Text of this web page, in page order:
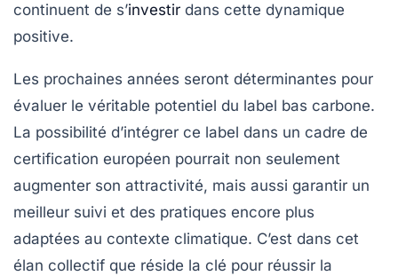
continuent de s’investir dans cette dynamique
positive.
Les prochaines années seront déterminantes pour
évaluer le véritable potentiel du label bas carbone.
La possibilité d’intégrer ce label dans un cadre de
certification européen pourrait non seulement
augmenter son attractivité, mais aussi garantir un
meilleur suivi et des pratiques encore plus
adaptées au contexte climatique. C’est dans cet
élan collectif que réside la clé pour réussir la